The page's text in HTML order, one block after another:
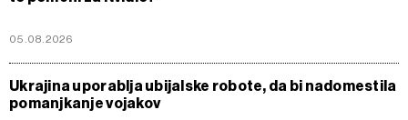
05.08.2026
Ukrajina uporablja ubijalske robote, da bi nadomestila
pomanjkanje vojakov